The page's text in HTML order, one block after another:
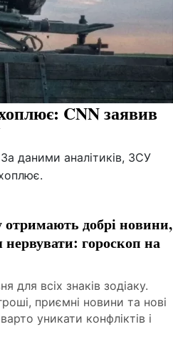
CNN заявив
За даними аналітиків, ЗСУ
отримають добрі новини,
нервувати: гороскоп на
для всіх знаків зодіаку.
приємні новини та нові
уникати конфліктів і